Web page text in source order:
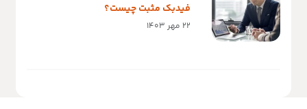
فیدبک مثبت چیست؟
22 مهر 1403